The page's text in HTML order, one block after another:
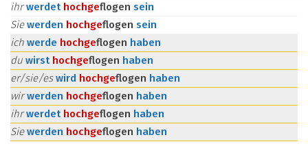
ihrwerdet hochgeflogen sein
Siewerden hochgeflogen sein
ich werde hochgeflogen haben
du wirst hochgeflogen haben
er/sie/eswird hochgeflogen haben
wirwerden hochgeflogen haben
ihrwerdet hochgeflogen haben
Siewerden hochgeflogen haben